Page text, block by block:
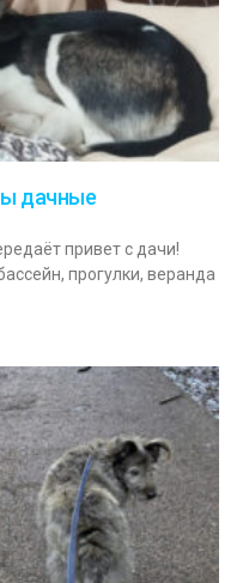
дачные
привет с дачи!
прогулки, веранда